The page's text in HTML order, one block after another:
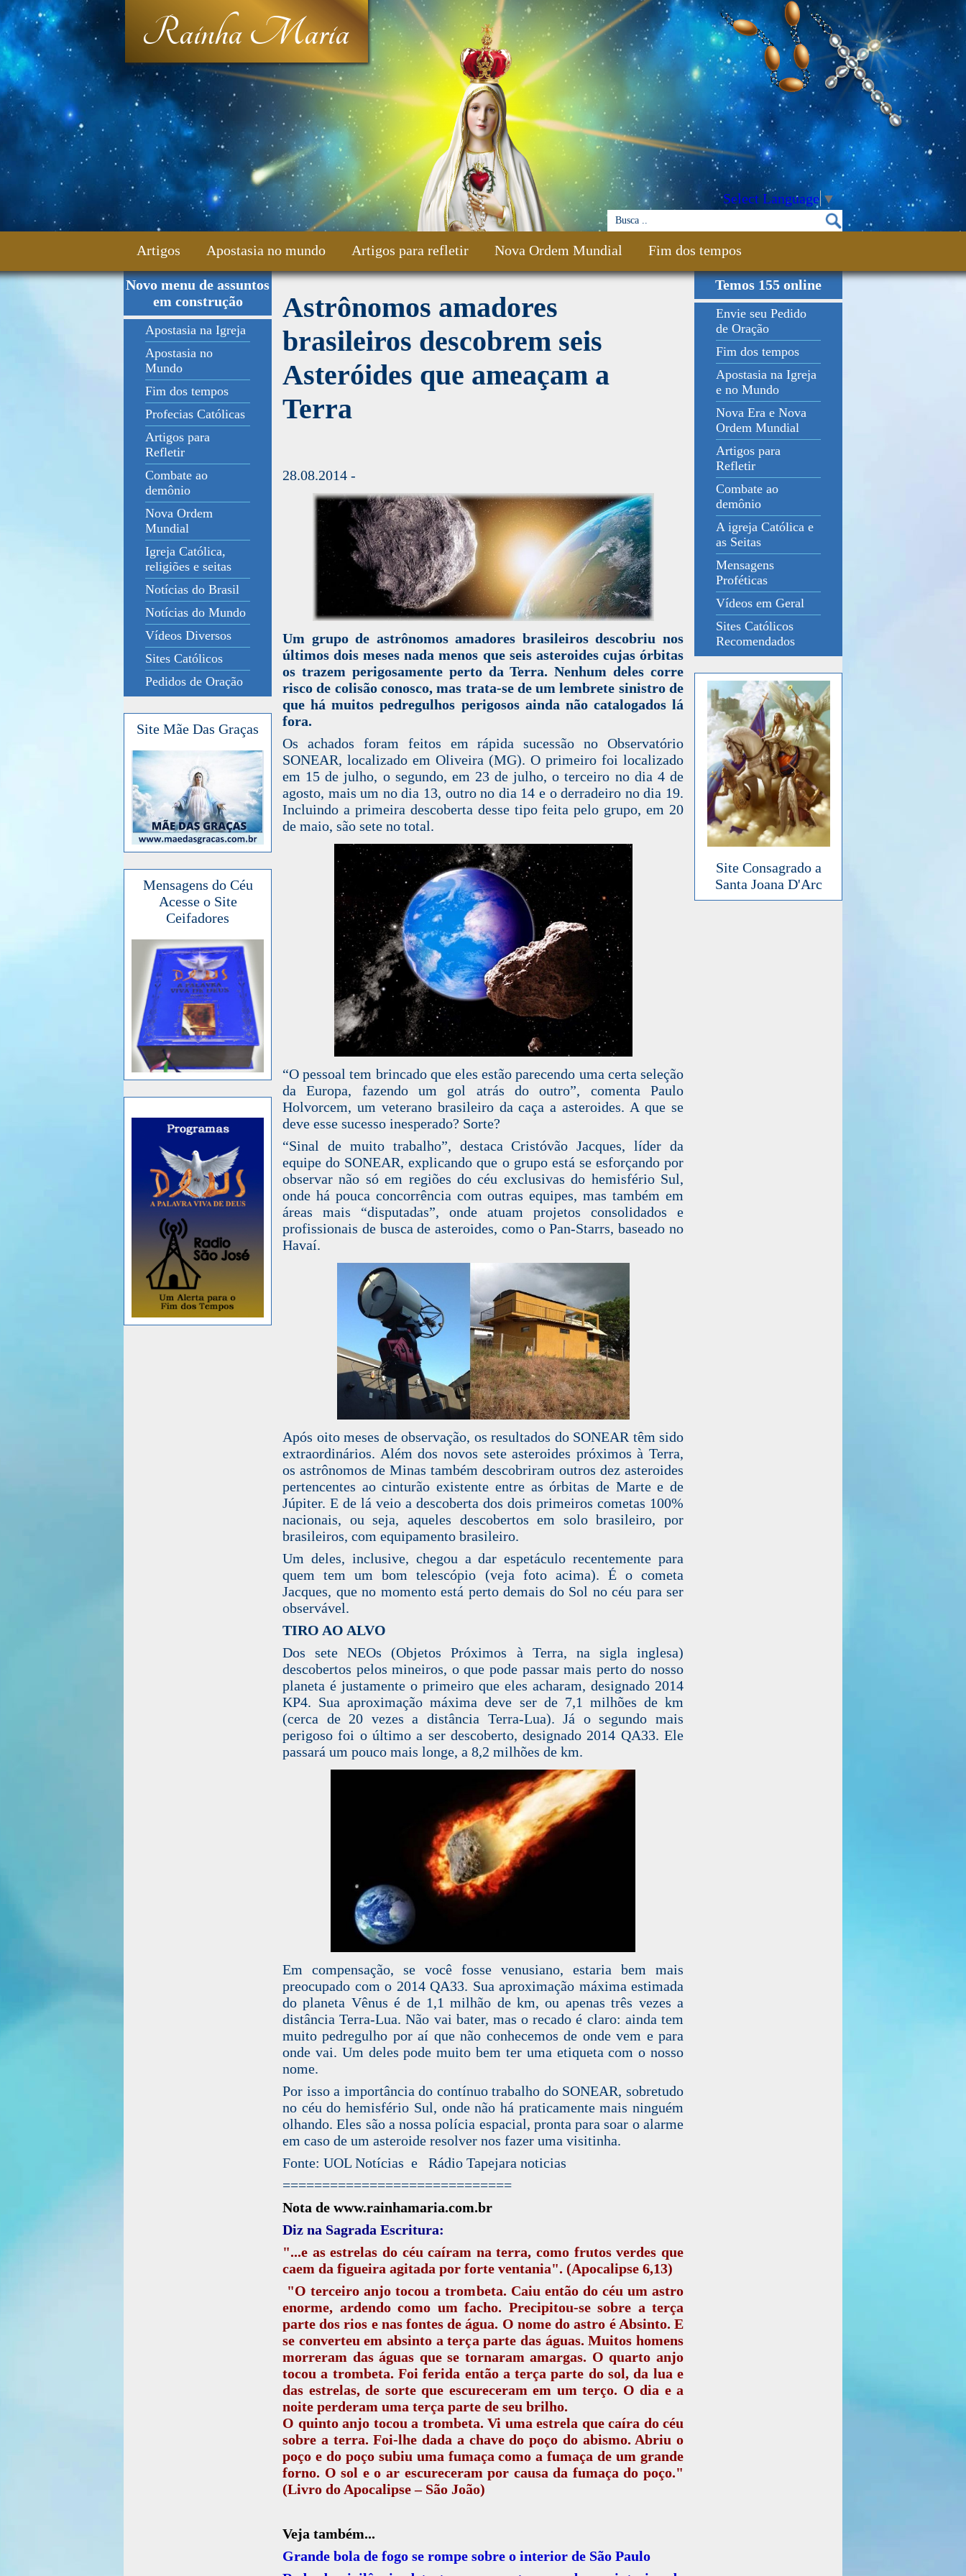
Rainha Maria
Select Language▼
Artigos Apostasia no mundo Artigos para refletir Nova Ordem Mundial Fim dos tempos
Fale Conosco
Novo menu de assuntos
em construção
Apostasia na Igreja
Apostasia no
Mundo
Fim dos tempos
Profecias Católicas
Artigos para
Refletir
Combate ao
demônio
Nova Ordem
Mundial
Igreja Católica,
religiões e seitas
Notícias do Brasil
Notícias do Mundo
Vídeos Diversos
Sites Católicos
Pedidos de Oração
Site Mãe Das Graças
Mensagens do Céu
Acesse o Site
Ceifadores
Astrônomos amadores
brasileiros descobrem seis
Asteróides que ameaçam a
Terra
28.08.2014 -
Um grupo de astrônomos amadores brasileiros descobriu nos
últimos dois meses nada menos que seis asteroides cujas órbitas
os trazem perigosamente perto da Terra. Nenhum deles corre
risco de colisão conosco, mas trata-se de um lembrete sinistro de
que há muitos pedregulhos perigosos ainda não catalogados lá
fora.
Os achados foram feitos em rápida sucessão no Observatório
SONEAR, localizado em Oliveira (MG). O primeiro foi localizado
em 15 de julho, o segundo, em 23 de julho, o terceiro no dia 4 de
agosto, mais um no dia 13, outro no dia 14 e o derradeiro no dia 19.
Incluindo a primeira descoberta desse tipo feita pelo grupo, em 20
de maio, são sete no total.
“O pessoal tem brincado que eles estão parecendo uma certa seleção
da Europa, fazendo um gol atrás do outro”, comenta Paulo
Holvorcem, um veterano brasileiro da caça a asteroides. A que se
deve esse sucesso inesperado? Sorte?
“Sinal de muito trabalho”, destaca Cristóvão Jacques, líder da
equipe do SONEAR, explicando que o grupo está se esforçando por
observar não só em regiões do céu exclusivas do hemisfério Sul,
onde há pouca concorrência com outras equipes, mas também em
áreas mais “disputadas”, onde atuam projetos consolidados e
profissionais de busca de asteroides, como o Pan-Starrs, baseado no
Havaí.
Após oito meses de observação, os resultados do SONEAR têm sido
extraordinários. Além dos novos sete asteroides próximos à Terra,
os astrônomos de Minas também descobriram outros dez asteroides
pertencentes ao cinturão existente entre as órbitas de Marte e de
Júpiter. E de lá veio a descoberta dos dois primeiros cometas 100%
nacionais, ou seja, aqueles descobertos em solo brasileiro, por
brasileiros, com equipamento brasileiro.
Um deles, inclusive, chegou a dar espetáculo recentemente para
quem tem um bom telescópio (veja foto acima). É o cometa
Jacques, que no momento está perto demais do Sol no céu para ser
observável.
TIRO AO ALVO
Dos sete NEOs (Objetos Próximos à Terra, na sigla inglesa)
descobertos pelos mineiros, o que pode passar mais perto do nosso
planeta é justamente o primeiro que eles acharam, designado 2014
KP4. Sua aproximação máxima deve ser de 7,1 milhões de km
(cerca de 20 vezes a distância Terra-Lua). Já o segundo mais
perigoso foi o último a ser descoberto, designado 2014 QA33. Ele
passará um pouco mais longe, a 8,2 milhões de km.
Em compensação, se você fosse venusiano, estaria bem mais
preocupado com o 2014 QA33. Sua aproximação máxima estimada
do planeta Vênus é de 1,1 milhão de km, ou apenas três vezes a
distância Terra-Lua. Não vai bater, mas o recado é claro: ainda tem
muito pedregulho por aí que não conhecemos de onde vem e para
onde vai. Um deles pode muito bem ter uma etiqueta com o nosso
nome.
Por isso a importância do contínuo trabalho do SONEAR, sobretudo
no céu do hemisfério Sul, onde não há praticamente mais ninguém
olhando. Eles são a nossa polícia espacial, pronta para soar o alarme
em caso de um asteroide resolver nos fazer uma visitinha.
Fonte: UOL Notícias e Rádio Tapejara noticias
=============================
Nota de www.rainhamaria.com.br
Diz na Sagrada Escritura:
"...e as estrelas do céu caíram na terra, como frutos verdes que
caem da figueira agitada por forte ventania". (Apocalipse 6,13)
"O terceiro anjo tocou a trombeta. Caiu então do céu um astro
enorme, ardendo como um facho. Precipitou-se sobre a terça
parte dos rios e nas fontes de água. O nome do astro é Absinto. E
se converteu em absinto a terça parte das águas. Muitos homens
morreram das águas que se tornaram amargas. O quarto anjo
tocou a trombeta. Foi ferida então a terça parte do sol, da lua e
das estrelas, de sorte que escureceram em um terço. O dia e a
noite perderam uma terça parte de seu brilho.
O quinto anjo tocou a trombeta. Vi uma estrela que caíra do céu
sobre a terra. Foi-lhe dada a chave do poço do abismo. Abriu o
poço e do poço subiu uma fumaça como a fumaça de um grande
forno. O sol e o ar escureceram por causa da fumaça do poço."
(Livro do Apocalipse – São João)
Veja também...
Grande bola de fogo se rompe sobre o interior de São Paulo
Temos 155 online
Envie seu Pedido
de Oração
Fim dos tempos
Apostasia na Igreja
e no Mundo
Nova Era e Nova
Ordem Mundial
Artigos para
Refletir
Combate ao
demônio
A igreja Católica e
as Seitas
Mensagens
Proféticas
Vídeos em Geral
Sites Católicos
Recomendados
Site Consagrado a
Santa Joana D'Arc